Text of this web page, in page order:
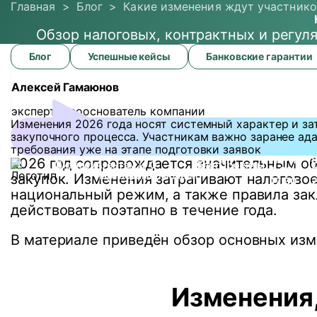
БизнесуАгентам и
партнерам
О
компании
БлогПроекты Пн-Пт
8:30-
17:30
Главная > Блог > Какие изменения ждут
Обзор налоговых, контрактных и
Какие
изменения
участников
закупок
в
2026
году?
Блог Успешные кейсы Банковские гарантии
Алексей Гамаюнов
эксперт и сооснователь компании
Изменения 2026 года носят системный характер и
закупочного процесса. Участникам важно заранее
требования уже на этапе подготовки заявок
2026 год сопровождается значительным
закупок. Изменения затрагивают
национальный режим, а также правила
действовать поэтапно в течение года.
В материале приведён обзор основных